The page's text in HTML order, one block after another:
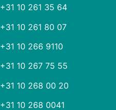
+31 10 261 35 64
+31 10 261 80 07
+31 10 266 9110
+31 10 267 75 55
+31 10 268 00 20
+31 10 268 0041